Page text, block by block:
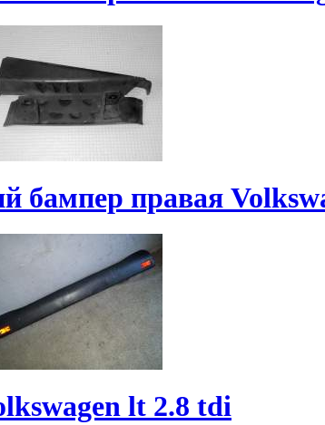
бампер правая
lt 2.8 tdi